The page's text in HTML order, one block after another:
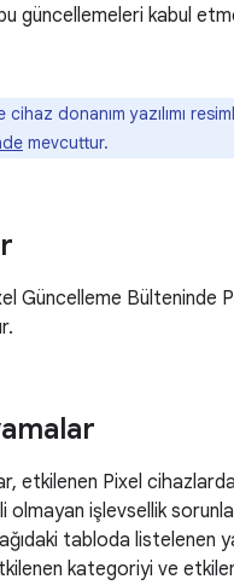
güncellemeleri kabul
donanım yazılımı
mevcuttur.
Güncelleme Bülteninde
etkilenen Pixel
olmayan işlevsellik
tabloda listelenen
kategoriyi ve